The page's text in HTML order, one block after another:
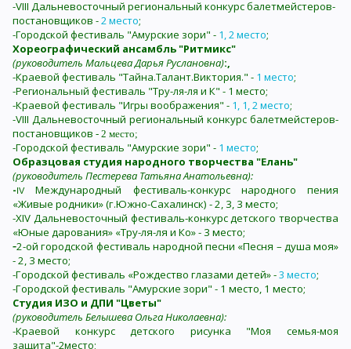
-VIII Дальневосточный региональный конкурс балетмейстеров-
постановщиков -2 место;
-Городской фестиваль "Амурские зори" - 1, 2 место;
Хореографический ансамбль "Ритмикс"
(руководитель Мальцева Дарья Руслановна):,
-Краевой фестиваль "Тайна.Талант.Виктория." - 1 место;
-Региональный фестиваль "Тру-ля-ля и К" - 1 место;
-Краевой фестиваль "Игры воображения" - 1, 1, 2 место;
-VIII Дальневосточный региональный конкурс балетмейстеров-
постановщиков - 2 место;
-Городской фестиваль "Амурские зори" - 1 место;
Образцовая студия народного творчества "Елань"
(руководитель Пестерева Татьяна Анатольевна):
-IVМеждународный фестиваль-конкурс народного пения
«Живые родники» (г.Южно-Сахалинск) - 2, 3, 3 место;
-XIV Дальневосточный фестиваль-конкурс детского творчества
«Юные дарования» «Тру-ля-ля и Ко» - 3 место;
-2-ой городской фестиваль народной песни «Песня – душа моя»
- 2, 3 место;
-Городской фестиваль «Рождество глазами детей» -3 место;
-Городской фестиваль "Амурские зори" - 1 место, 1 место;
Студия ИЗО и ДПИ "Цветы"
(руководитель Белышева Ольга Николаевна):
-Краевой конкурс детского рисунка "Моя семья-моя
защита"-2место;